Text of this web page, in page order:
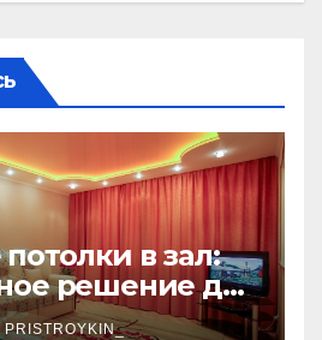
в зал:
решение для
PRISTROYKIN_